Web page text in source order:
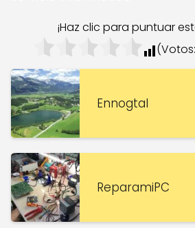
¡Haz clic para puntuar
(Votos:
Ennogtal
ReparamiPC